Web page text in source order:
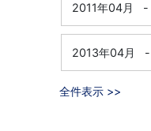
2011年04月 -
2013年04月 -
全件表示 >>